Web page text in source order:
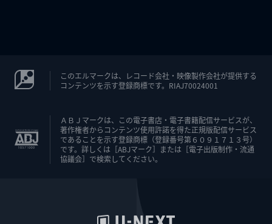
このエルマークは、レコード会社・映像製作会社が提供する
コンテンツを示す登録商標です。RIAJ70024001
ＡＢＪマークは、この電子書店・電子書籍配信サービスが、
著作権者からコンテンツ使用許諾を得た正規版配信サービス
であることを示す登録商標（登録番号第６０９１７１３号）
です。詳しくは［ABJマーク］または［電子出版制作・流通
協議会］で検索してください。